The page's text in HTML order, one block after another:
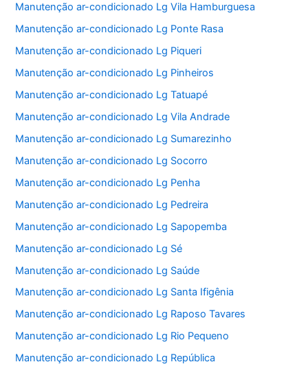
Manutenção ar-condicionado Lg Vila Hamburguesa
Manutenção ar-condicionado Lg Ponte Rasa
Manutenção ar-condicionado Lg Piqueri
Manutenção ar-condicionado Lg Pinheiros
Manutenção ar-condicionado Lg Tatuapé
Manutenção ar-condicionado Lg Vila Andrade
Manutenção ar-condicionado Lg Sumarezinho
Manutenção ar-condicionado Lg Socorro
Manutenção ar-condicionado Lg Penha
Manutenção ar-condicionado Lg Pedreira
Manutenção ar-condicionado Lg Sapopemba
Manutenção ar-condicionado Lg Sé
Manutenção ar-condicionado Lg Saúde
Manutenção ar-condicionado Lg Santa Ifigênia
Manutenção ar-condicionado Lg Raposo Tavares
Manutenção ar-condicionado Lg Rio Pequeno
Manutenção ar-condicionado Lg República